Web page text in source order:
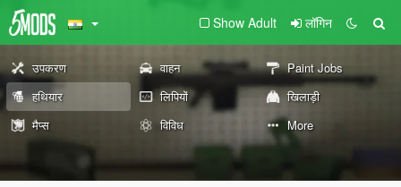
Show Adult लॉगिन
उपकरण वाहन
Paint Jobs
हथियार
लिपियों
खिलाड़ी
मैप्स
विविध More